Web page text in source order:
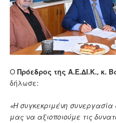
Ο Πρόεδρος της Α.Ε.ΔΙ.Κ., κ.
δήλωσε:
«Η συγκεκριμένη
μας να αξιοποιούμε τις